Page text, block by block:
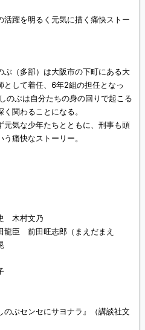
躍を明るく元気に描く痛快ストー
（多部）は大阪市の下町にある大
として着任、6年2組の担任となっ
のぶは自分たちの身の回りで起こる
関わることになる。
元気な少年たちとともに、刑事も頭
痛快なストーリー。
木村文乃
臣 前田旺志郎（まえだまえ
ぶセンセにサヨナラ』（講談社文